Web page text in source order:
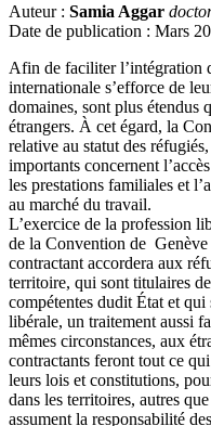
Auteur : Samia Aggar
Date de publication : Mars
Afin de faciliter l’intégration
internationale s’efforce de
domaines, sont plus étendus
étrangers. À cet égard, la
relative au statut des
importants concernent
les prestations familiales et
au marché du travail.
L’exercice de la profession
de la Convention de
contractant accordera aux
territoire, qui sont titulaires
compétentes dudit État et qui
libérale, un traitement aussi
mêmes circonstances, aux
contractants feront tout ce
leurs lois et constitutions,
dans les territoires, autres
assument la responsabilité